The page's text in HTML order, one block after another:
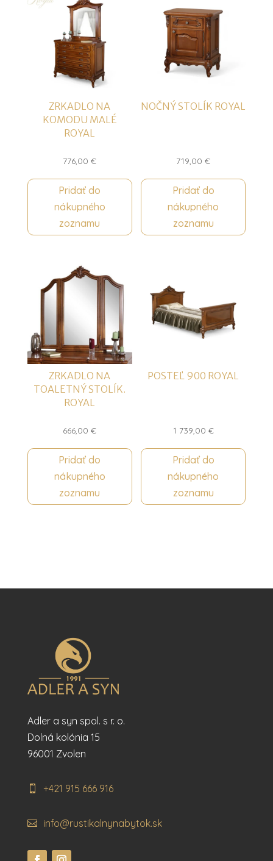
ZRKADLO NA
KOMODU MALÉ
ROYAL
776,00€
Pridať do
nákupného
zoznamu
NOČNÝ STOLÍK ROYAL
719,00€
Pridať do
nákupného
zoznamu
ZRKADLO NA
TOALETNÝ STOLÍK.
ROYAL
666,00€
Pridať do
nákupného
zoznamu
POSTEĽ 900 ROYAL
1 739,00 €
Pridať do
nákupného
zoznamu
Adler a syn spol. s r. o.
Dolná kolónia 15
96001 Zvolen
+421 915 666 916
info@rustikalnynabytok.sk